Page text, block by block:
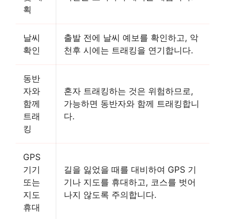
획
날씨
확인
출발 전에 날씨 예보를 확인하고, 악
천후 시에는 트래킹을 연기합니다.
동반
자와
함께
트래
킹
혼자 트래킹하는 것은 위험하므로,
가능하면 동반자와 함께 트래킹합니
다.
GPS
기기
또는
지도
휴대
길을 잃었을 때를 대비하여 GPS 기
기나 지도를 휴대하고, 코스를 벗어
나지 않도록 주의합니다.